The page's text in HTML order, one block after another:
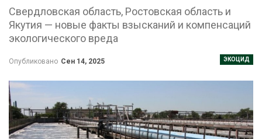
Свердловская область, Ростовская область и
Якутия — новые факты взысканий и компенсаций
экологического вреда
ЭКОЦИД
Опубликовано Сен 14, 2025